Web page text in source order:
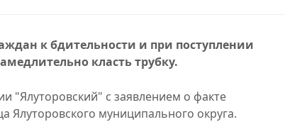
к бдительности и при поступлении
класть трубку.
с заявлением о факте
муниципального округа.